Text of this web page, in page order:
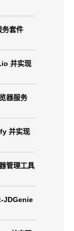
套件
并实现
器服务
并实现
管理工具
JDGenie